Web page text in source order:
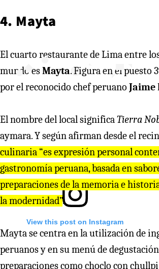
View this post on Instagram
4. Mayta
El cuarto restaurante de Lima entre
mundo esMayta. Figura en el puesto
por el reconocido chef peruano Jaime
El nombre del local significaTierra
aymara. Y según afirman desde el
culinaria “es expresión personal
gastronomía peruana, basada en
preparaciones de la memoria e
la modernidad”.
Mayta se centra en la utilización de
peruanos y en su menú de
preparaciones como choclo con